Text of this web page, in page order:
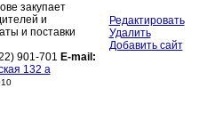
закупает
и
и поставки
901-701 E-mail:
132 а
Редактировать
Удалить
Добавить сайт